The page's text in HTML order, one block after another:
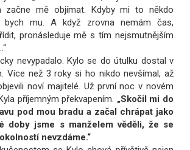
začne mě objímat. Kdyby mi to někdo
bych mu. A když zrovna nemám čas,
pronásleduje mě s tím nejsmutnějším
nevypadalo. Kylo se do útulku dostal v
Více než 3 roky si ho nikdo nevšímal, až
noví majitelé. Už první noc v novém
příjemným překvapením. „Skočil mi do
pod mou bradu a začal chrápat jako
doby jsme s manželem věděli, že se
nevzdáme.“